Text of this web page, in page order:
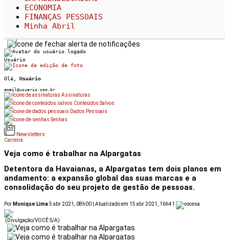
ECONOMIA
FINANÇAS PESSOAIS
Minha Abril
Usuário
Olá, Usuário
email@usuario.com.br
Assinaturas
Conteúdos Salvos
Dados Pessoais
Senhas
Newsletters
Carreira
Veja como é trabalhar na Alpargatas
Detentora da Havaianas, a Alpargatas tem dois planos em
andamento: a expansão global das suas marcas e a
consolidação do seu projeto de gestão de pessoas.
Por Monique Lima5 abr 2021, 08h00 | Atualizado em 15 abr 2021, 16h41
(Divulgação/VOCÊ S/A)